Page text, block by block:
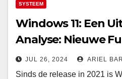
SYSTEEM
Windows 11: Een
Analyse: Nieuwe
Upgrade
JUL 26, 2024 ARIEL
Sinds de release in 2021 is